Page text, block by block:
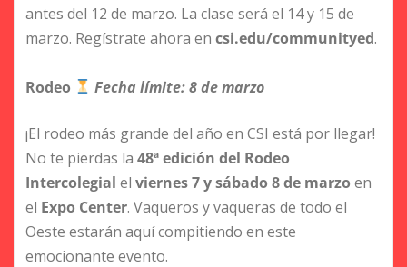
antes del 12 de marzo. La clase será el 14 y 15 de
marzo. Regístrate ahora en csi.edu/communityed.
Rodeo Fecha límite: 8 de marzo
¡El rodeo más grande del año en CSI está por llegar!
No te pierdas la 48ª edición del Rodeo
Intercolegial el viernes 7 y sábado 8 de marzo en
el Expo Center. Vaqueros y vaqueras de todo el
Oeste estarán aquí compitiendo en este
emocionante evento.